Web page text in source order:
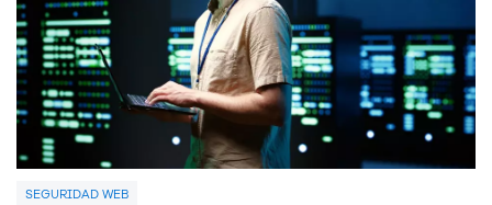
SEGURIDAD WEB